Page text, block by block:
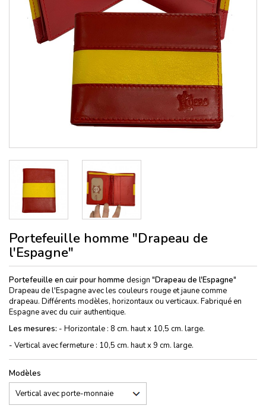
Portefeuille homme "Drapeau de
l'Espagne"
Portefeuille en cuir pour homme design "Drapeau de l'Espagne"
Drapeau de l'Espagne avec les couleurs rouge et jaune comme
drapeau. Différents modèles, horizontaux ou verticaux. Fabriqué en
Espagne avec du cuir authentique.
Les mesures: - Horizontale : 8 cm. haut x 10,5 cm. large.
- Vertical avec fermeture : 10,5 cm. haut x 9 cm. large.
Modèles